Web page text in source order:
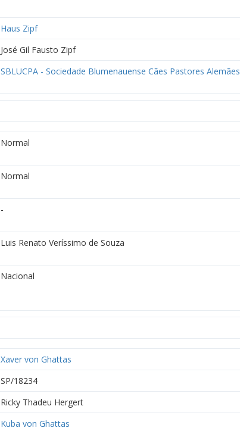
Haus Zipf
José Gil Fausto Zipf
SBLUCPA - Sociedade Blumenauense Cães Pastores Alemães
Normal
Normal
-
Luis Renato Veríssimo de Souza
Nacional
Xaver von Ghattas
SP/18234
Ricky Thadeu Hergert
Kuba von Ghattas